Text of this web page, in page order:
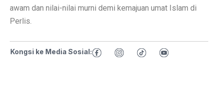
awam dan nilai-nilai murni demi kemajuan umat Islam di
Perlis.
Kongsi ke Media Sosial: